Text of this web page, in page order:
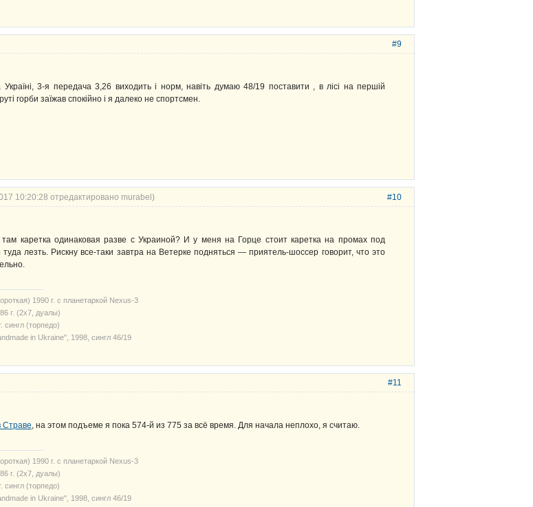
#9
3-я передача 3,26 виходить і норм, навіть думаю 48/19 поставити , в лісі на першій
горби заїжав спокійно і я далеко не спортсмен.
#10
10:20:28 отредактировано murabel)
каретка одинаковая разве с Украиной? И у меня на Горце стоит каретка на промах под
лезть. Рискну все-таки завтра на Ветерке подняться — приятель-шоссер говорит, что это
1990 г. с планетаркой Nexus-3
г. (2х7, дуалы)
сингл (торпедо)
in Ukraine", 1998, сингл 46/19
#11
Страве, на этом подъеме я пока 574-й из 775 за всё время. Для начала неплохо, я считаю.
1990 г. с планетаркой Nexus-3
г. (2х7, дуалы)
сингл (торпедо)
in Ukraine", 1998, сингл 46/19